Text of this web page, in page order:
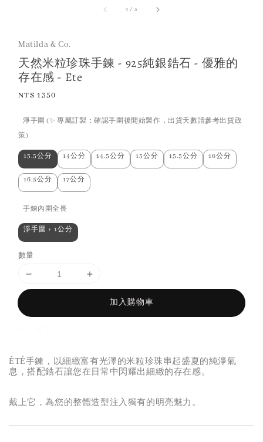
1 / 2
Matilda & Co.
天然米粒珍珠手鍊 - 925純銀鋯石 - 優雅的
存在感 - Ete
Regular
NT$ 1350
淨手圍 (✨ 專屬訂製：確認手圍後開始製作，出貨天數請參考出貨政
策)
13.5公分 14公分 14.5公分 15公分 15.5公分 16公分
16.5公分 17公分
手鍊內圍全長
淨手圍 + 1公分
數量
加入購物車
ÉTÉ手鍊，以細緻富有光澤的米粒珍珠串起盛夏的純淨氣
息，搭配鋯石讓您在日常中閃耀出細緻的存在感。
戴上它，為您的整體造型注入獨有的明亮魅力。